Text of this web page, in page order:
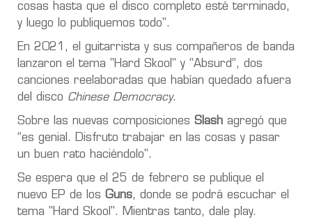
cosas hasta que el disco completo esté terminado,
y luego lo publiquemos todo".
En 2021, el guitarrista y sus compañeros de banda
lanzaron el tema "Hard Skool" y “Absurd”, dos
canciones reelaboradas que habían quedado afuera
del disco Chinese Democracy.
Sobre las nuevas composiciones Slash agregó que
“es genial. Disfruto trabajar en las cosas y pasar
un buen rato haciéndolo".
Se espera que el 25 de febrero se publique el
nuevo EP de los Guns, donde se podrá escuchar el
tema "Hard Skool". Mientras tanto, dale play.